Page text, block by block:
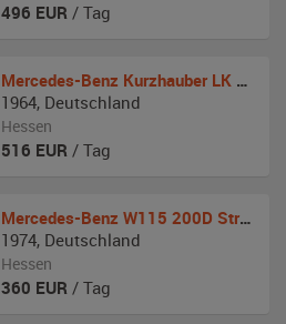
496 EUR / Tag
Mercedes-Benz Kurzhauber LK 710 Kipper
1964, Deutschland
Hessen
516 EUR / Tag
Mercedes-Benz W115 200D Strich-Acht
1974, Deutschland
Hessen
360 EUR / Tag